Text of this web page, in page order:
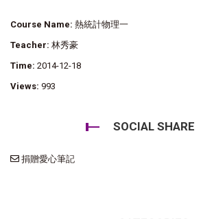
Course Name: 熱統計物理一
Teacher: 林秀豪
Time: 2014-12-18
Views: 993
SOCIAL SHARE
捐贈愛心筆記